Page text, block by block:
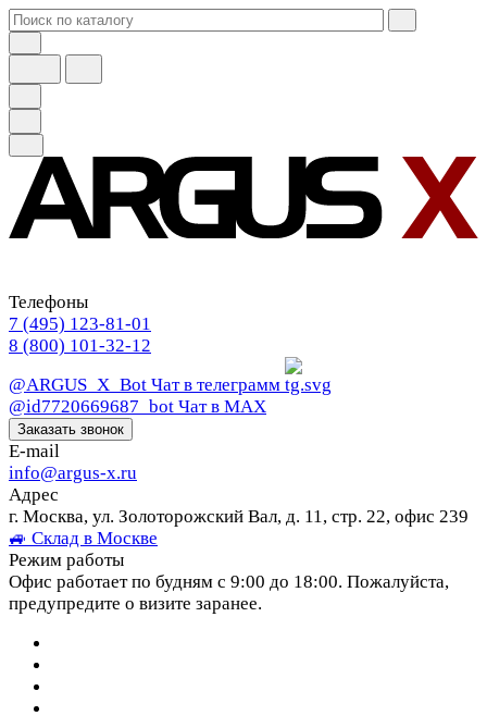
Телефоны
7 (495) 123-81-01
8 (800) 101-32-12
@ARGUS_X_Bot Чат в телеграмм
@id7720669687_bot Чат в МАХ
Заказать звонок
E-mail
info@argus-x.ru
Адрес
г. Москва, ул. Золоторожский Вал, д. 11, стр. 22, офис 239
🚙 Склад в Москве
Режим работы
Офис работает по будням с 9:00 до 18:00. Пожалуйста,
предупредите о визите заранее.